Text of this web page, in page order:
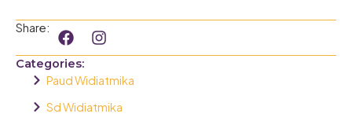
Share:
F
a
c
e
b
o
I
n
s
t
a
g
Categories:
Paud Widiatmika
Sd Widiatmika